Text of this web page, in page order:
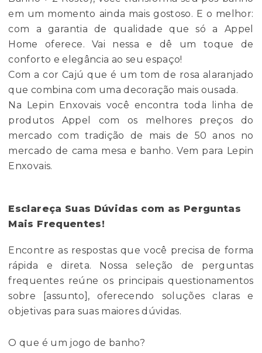
em um momento ainda mais gostoso. E o melhor:
com a garantia de qualidade que só a Appel
Home oferece. Vai nessa e dê um toque de
conforto e elegância ao seu espaço!
Com a cor Cajú que é um tom de rosa alaranjado
que combina com uma decoração mais ousada.
Na Lepin Enxovais você encontra toda linha de
produtos Appel com os melhores preços do
mercado com tradição de mais de 50 anos no
mercado de cama mesa e banho. Vem para Lepin
Enxovais.
Esclareça Suas Dúvidas com as Perguntas
Mais Frequentes!
Encontre as respostas que você precisa de forma
rápida e direta. Nossa seleção de perguntas
frequentes reúne os principais questionamentos
sobre [assunto], oferecendo soluções claras e
objetivas para suas maiores dúvidas.
O que é um jogo de banho?